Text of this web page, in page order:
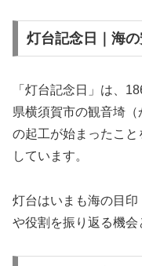
灯台記念日｜海
「灯台記念日」は、
県横須賀市の観音埼
の起工が始まったこ
しています。
灯台はいまも海の目
や役割を振り返る機会